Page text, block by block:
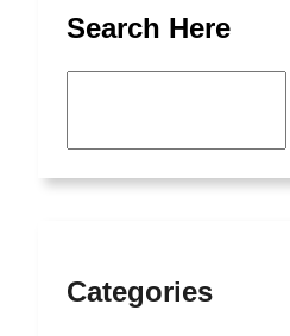
Search Here
Categories